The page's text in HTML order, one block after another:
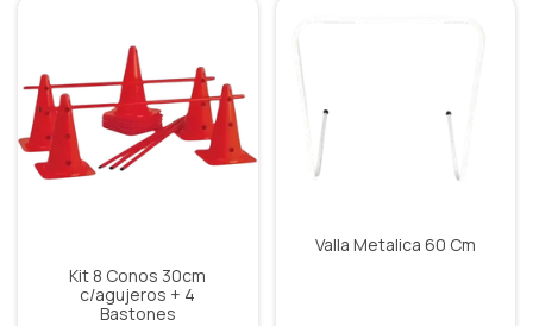
Kit 8 Conos 30cm
c/agujeros + 4
Bastones
Valla Metalica 60 Cm